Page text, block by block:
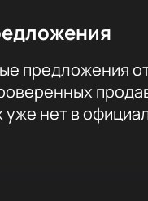
сайте или по
предложения
нет в